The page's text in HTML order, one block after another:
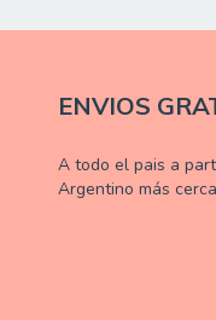
ENVIOS
A todo el pais a
Argentino más